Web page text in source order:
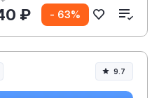
₽ - 63%
9.7